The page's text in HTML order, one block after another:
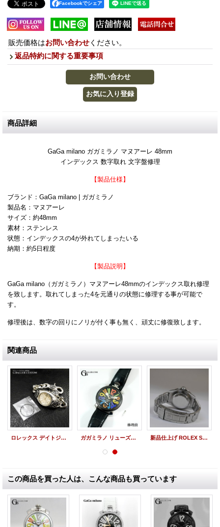
Facebookでシェア
販売価格はお問い合わせ ください。
返品特約に関する重要事項
商品詳細
GaGa milano ガガミラノ マヌアーレ 48mm
インデックス 数字取れ 文字盤修理
【製品仕様】
ブランド：GaGa milano | ガガミラノ
製品名：マヌアーレ
サイズ：約48mm
素材：ステンレス
状態：インデックスの4が外れてしまったいる
納期：約5日程度
【製品説明】
GaGa milano（ガガミラノ）マヌアーレ48mmのインデックス取れ修理
を致します。取れてしまった4を元通りの状態に修理する事が可能で
す。
修理後は、数字の回りにノリが付く事も無く、頑丈に修復致します。
関連商品
ロレックス デイトジャスト オーバーホール クロムハーツ ウォッチケース フローラルモチーフ ガガミラノ リューズ修理 マヌアーレ48mm 新品仕上げ ROLEX SubmarinerDATE/ロレックスサブマリーナデイト
この商品を買った人は、こんな商品も買っています